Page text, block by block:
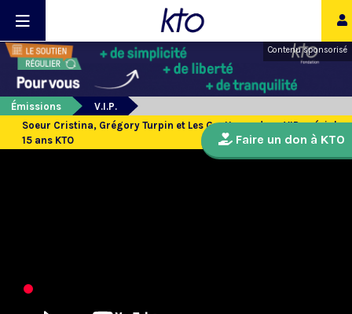
Contenu sponsorisé
Émissions
V.I.P.
Soeur Cristina, Grégory Turpin et Les Guetteurs dans VIP spécial
15 ans KTO
Faire un don à KTO